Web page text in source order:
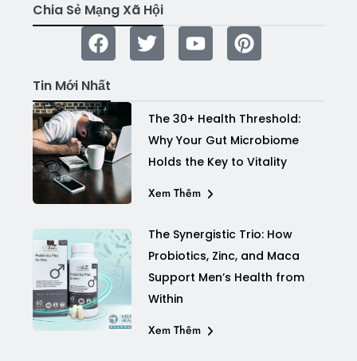
Chia Sẻ Mạng Xã Hội
Tin Mới Nhất
The 30+ Health Threshold:
Why Your Gut Microbiome
Holds the Key to Vitality
Xem Thêm
The Synergistic Trio: How
Probiotics, Zinc, and Maca
Support Men’s Health from
Within
Xem Thêm